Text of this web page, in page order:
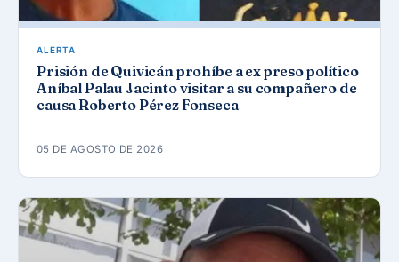
ALERTA
Prisión de Quivicán prohíbe a ex preso político
Aníbal Palau Jacinto visitar a su compañero de
causa Roberto Pérez Fonseca
05 DE AGOSTO DE 2026